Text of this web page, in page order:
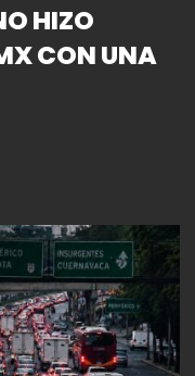
HIZO
CON UNA